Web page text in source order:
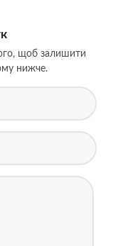
щоб залишити
нижче.